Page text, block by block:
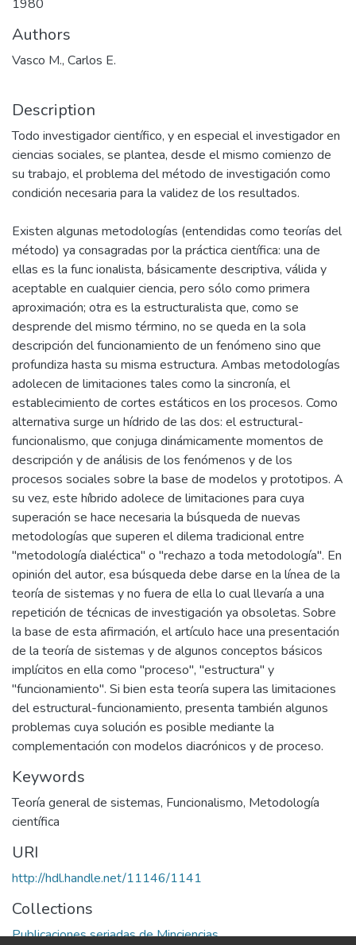
1980
Authors
Vasco M., Carlos E.
Description
Todo investigador científico, y en especial el investigador en
ciencias sociales, se plantea, desde el mismo comienzo de
su trabajo, el problema del método de investigación como
condición necesaria para la validez de los resultados.
Existen algunas metodologías (entendidas como teorías del
método) ya consagradas por la práctica científica: una de
ellas es la func ionalista, básicamente descriptiva, válida y
aceptable en cualquier ciencia, pero sólo como primera
aproximación; otra es la estructuralista que, como se
desprende del mismo término, no se queda en la sola
descripción del funcionamiento de un fenómeno sino que
profundiza hasta su misma estructura. Ambas metodologías
adolecen de limitaciones tales como la sincronía, el
establecimiento de cortes estáticos en los procesos. Como
alternativa surge un hídrido de las dos: el estructural-
funcionalismo, que conjuga dinámicamente momentos de
descripción y de análisis de los fenómenos y de los
procesos sociales sobre la base de modelos y prototipos. A
su vez, este híbrido adolece de limitaciones para cuya
superación se hace necesaria la búsqueda de nuevas
metodologías que superen el dilema tradicional entre
"metodología dialéctica" o "rechazo a toda metodología". En
opinión del autor, esa búsqueda debe darse en la línea de la
teoría de sistemas y no fuera de ella lo cual llevaría a una
repetición de técnicas de investigación ya obsoletas. Sobre
la base de esta afirmación, el artículo hace una presentación
de la teoría de sistemas y de algunos conceptos básicos
implícitos en ella como "proceso", "estructura" y
"funcionamiento". Si bien esta teoría supera las limitaciones
del estructural-funcionamiento, presenta también algunos
problemas cuya solución es posible mediante la
complementación con modelos diacrónicos y de proceso.
Keywords
Teoría general de sistemas, Funcionalismo, Metodología
científica
URI
http://hdl.handle.net/11146/1141
Collections
Publicaciones seriadas de Minciencias